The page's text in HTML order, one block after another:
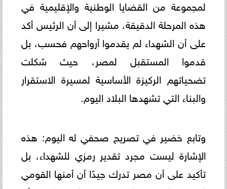
لمجموعة من القضايا الوطنية والإقليمية في
هذه المرحلة الدقيقة، مشيرا إلى أن الرئيس أكد
على أن الشهداء لم يقدموا أرواحهم فحسب، بل
قدموا المستقبل لمصر، حيث شكلت
تضحياتهم الركيزة الأساسية لمسيرة الاستقرار
والبناء التي تشهدها البلاد اليوم.
وتابع خضير في تصريح صحفي له اليوم: هذه
الإشارة ليست مجرد تقدير رمزي للشهداء، بل
تأكيد على أن مصر تدرك جيدًا أن أمنها القومي